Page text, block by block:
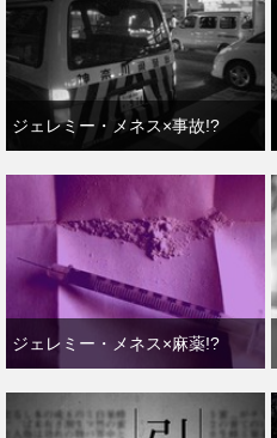
ジェレミー・メネス×事故!?
ジェレミー・メネス×麻薬!?